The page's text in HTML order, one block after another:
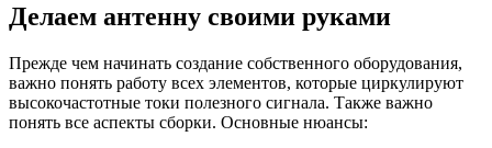
Делаем антенну своими руками
Прежде чем начинать создание собственного оборудования,
важно понять работу всех элементов, которые циркулируют
высокочастотные токи полезного сигнала. Также важно
понять все аспекты сборки. Основные нюансы: